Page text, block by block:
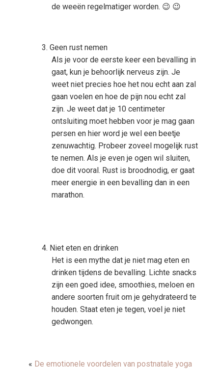
de weeën regelmatiger worden. 😉 😉
Geen rust nemen
Als je voor de eerste keer een bevalling in
gaat, kun je behoorlijk nerveus zijn. Je
weet niet precies hoe het nou echt aan zal
gaan voelen en hoe de pijn nou echt zal
zijn. Je weet dat je 10 centimeter
ontsluiting moet hebben voor je mag gaan
persen en hier word je wel een beetje
zenuwachtig. Probeer zoveel mogelijk rust
te nemen. Als je even je ogen wil sluiten,
doe dit vooral. Rust is broodnodig, er gaat
meer energie in een bevalling dan in een
marathon.
Niet eten en drinken
Het is een mythe dat je niet mag eten en
drinken tijdens de bevalling. Lichte snacks
zijn een goed idee, smoothies, meloen en
andere soorten fruit om je gehydrateerd te
houden. Staat eten je tegen, voel je niet
gedwongen.
« De emotionele voordelen van postnatale yoga